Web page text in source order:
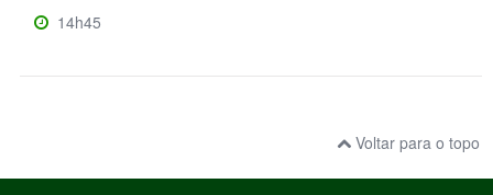
14h45
Voltar para o topo